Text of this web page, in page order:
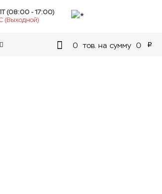
(08:00 - 17:00)
(Выходной)
0 тов. на сумму 0 p